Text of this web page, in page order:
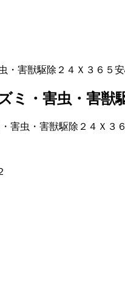
・害獣駆除２４Ｘ３６５
ミ・害虫・害獣